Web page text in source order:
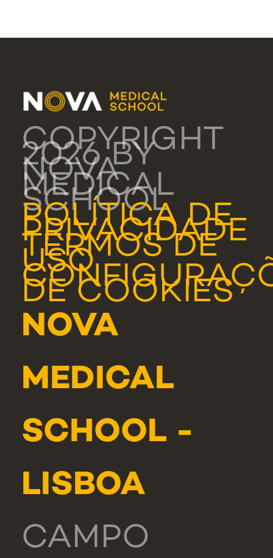
COPYRIGHT
2026 BY
NOVA
MEDICAL
SCHOOL
POLÍTICA DE
PRIVACIDADE
TERMOS DE
USO
DE COOKIES
NOVA
MEDICAL
SCHOOL -
LISBOA
CAMPO